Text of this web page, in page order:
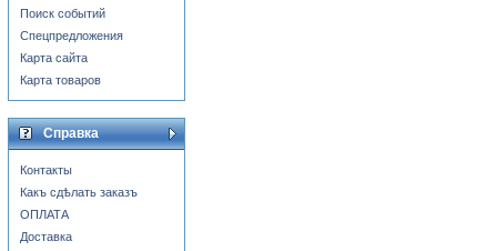
Поиск событий
Спецпредложения
Карта сайта
Карта товаров
Справка
Контакты
Какъ сдѣлать заказъ
ОПЛАТА
Доставка